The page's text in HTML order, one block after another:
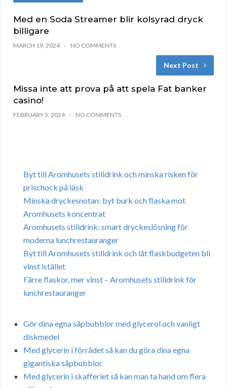
Med en Soda Streamer blir kolsyrad dryck
billigare
MARCH 19, 2024 NO COMMENTS
Next Post
Missa inte att prova på att spela Fat banker
casino!
FEBRUARY 5, 2024 NO COMMENTS
Byt till Aromhusets stilldrink och minska risken för
prischock på läsk
Minska dryckesnotan: byt burk och flaska mot
Aromhusets koncentrat
Aromhusets stilldrink: smart dryckeslösning för
moderna lunchrestauranger
Byt till Aromhusets stilldrink och låt flaskbudgeten bli
vinst istället
Färre flaskor, mer vinst – Aromhusets stilldrink för
lunchrestauranger
Gör dina egna såpbubblor med glycerol och vanligt
diskmedel
Med glycerin i förrådet så kan du göra dina egna
gigantiska såpbubblor
Med glycerin i skafferiet så kan man ta hand om flera